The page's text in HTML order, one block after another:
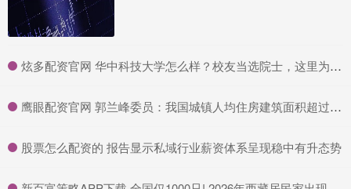
​炫多配资官网 华中科技大学怎么样？校友当选院士，这里为何能“量产”顶尖人才？
​鹰眼配资官网 郭兰峰委员：我国城镇人均住房建筑面积超过40平方米
​股票怎么配资的 报告显示私域行业薪资体系呈现稳中有升态势